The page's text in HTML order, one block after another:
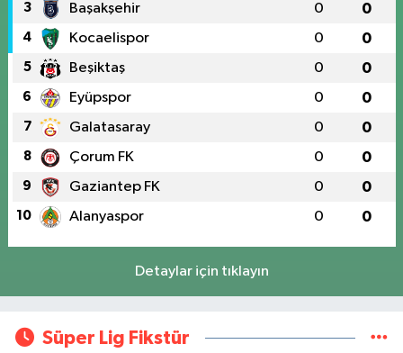
3 Başakşehir 0 0
4 Kocaelispor 0 0
5 Beşiktaş 0 0
6 Eyüpspor 0 0
7 Galatasaray 0 0
8 Çorum FK 0 0
9 Gaziantep FK 0 0
10 Alanyaspor 0 0
Detaylar için tıklayın
Süper Lig Fikstür